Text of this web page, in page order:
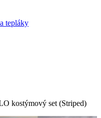
tepláky
kostýmový set (Striped)